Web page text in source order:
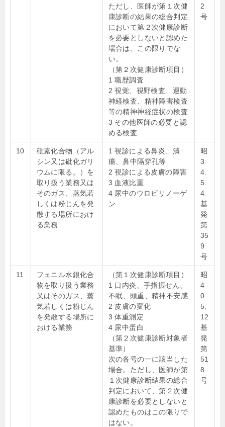
ただし、医師が第１次健
康診断の結果の総合判定
において第２次健康診断
を必要としないと認めた
場合は、この限りでな
い。
（第２次健康診断項目）
1 職歴調査
2 視覚、視野検査、運動
神経検査、精神障害検査
等の精神神経症状の検査
3 その他医師の必要と認
める検査
2
号
10
砒素化合物（アル
シン又は砒化ガリ
ウムに限る。）を
取り扱う業務又は
そのガス、蒸気若
しくは粉じんを発
散する場所におけ
る業務
1 視診による鼻炎、潰
瘍、鼻中隔穿孔等
2 視診による皮膚の障害
3 血液比重
4 尿中のウロビリノーゲ
ン
昭
3
4.
5.
4
基
発
第
35
9
号
11
フェニル水銀化合
物を取り扱う業務
又はそのガス、蒸
気若しくは粉じん
を発散する場所に
おける業務
（第１次健康診断項目）
1 口内炎、手指振せん、
不眠、頭重、精神不安感
2 皮膚の変化
3 体重測定
4 尿中蛋白
（第２次健康診断対象者
基準）
次の各号の一に該当した
場合。ただし、医師が第
１次健康診断結果の総合
判定において、第２次健
康診断を必要としないと
認めたものはこの限りで
はない。
昭
4
0.
5.
12
基
発
第
51
8
号